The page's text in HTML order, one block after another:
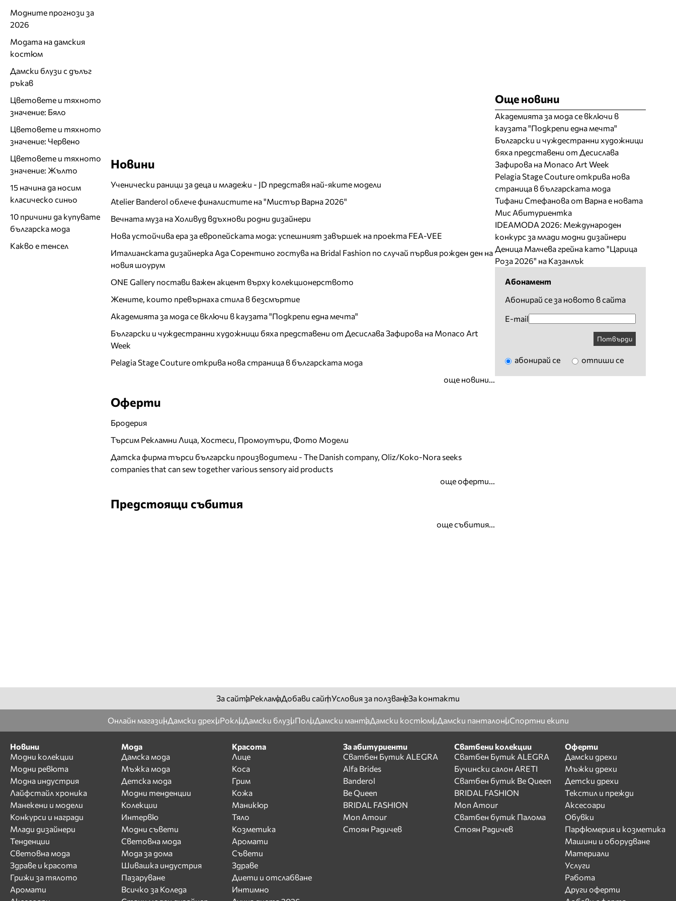
Новини
Ученически раници за деца и младежи - JD представя най-яките модели
Atelier Banderol облече финалистите на "Мистър Варна 2026"
Вечната муза на Холивуд вдъхнови родни дизайнери
Нова устойчива ера за европейската мода: успешният завършек на проекта FEA-VEE
Италианската дизайнерка Ада Сорентино гостува на Bridal Fashion по случай първия рожден ден на
новия шоурум
ONE Gallery постави важен акцент върху колекционерството
Жените, които превърнаха стила в безсмъртие
Академията за мода се включи в каузата "Подкрепи една мечта"
Български и чуждестранни художници бяха представени от Десислава Зафирова на Monaco Art
Week
Pelagia Stage Couture открива нова страница в българската мода
още новини...
Оферти
Бродерия
Търсим Рекламни Лица, Хостеси, Промоутъри, Фото Модели
Датска фирма търси български производители - The Danish company, Oliz/Koko-Nora seeks
companies that can sew together various sensory aid products
още оферти...
Предстоящи събития
още събития...
Модните прогнози за
2026
Модата на дамския
костюм
Дамски блузи с дълъг
ръкав
Цветовете и тяхното
значение: Бяло
Цветовете и тяхното
значение: Червено
Цветовете и тяхното
значение: Жълто
15 начина да носим
класическо синьо
10 причини да купувате
българска мода
Какво е тенсел
Още новини
Академията за мода се включи в
каузата "Подкрепи една мечта"
Български и чуждестранни художници
бяха представени от Десислава
Зафирова на Monaco Art Week
Pelagia Stage Couture открива нова
страница в българската мода
Тифани Стефанова от Варна е новата
Мис Абитуриентка
IDEAMODA 2026: Международен
конкурс за млади модни дизайнери
Деница Малчева грейна като "Царица
Роза 2026" на Казанлък
Абонамент
Абонирай се за новото в сайта
E-mail
Потвърди
абонирай се отпиши се
За сайтаРекламаДобави сайтУсловия за ползванеЗа контакти
Онлайн магазинДамски дрехиРоклиДамски блузиПолиДамски мантаДамски костюмиДамски панталониСпортни екипи
Новини
Модни колекции
Модни ревюта
Модна индустрия
Лайфстайл хроника
Манекени и модели
Конкурси и награди
Млади дизайнери
Тенденции
Световна мода
Здраве и красота
Грижи за тялото
Аромати
Мода
Дамска мода
Мъжка мода
Детска мода
Модни тенденции
Колекции
Интервю
Модни съвети
Световна мода
Мода за дома
Шивашка индустрия
Пазаруване
Всичко за Коледа
Красота
Лице
Коса
Грим
Кожа
Маникюр
Тяло
Козметика
Аромати
Съвети
Здраве
Диети и отслабване
Интимно
За абитуриенти
Сватбен Бутик ALEGRA
Alfa Brides
Banderol
Be Queen
BRIDAL FASHION
Mon Amour
Стоян Радичев
Сватбени колекции
Сватбен Бутик ALEGRA
Бучински салон ARETI
Сватбен бутик Be Queen
BRIDAL FASHION
Mon Amour
Сватбен бутик Палома
Стоян Радичев
Оферти
Дамски дрехи
Мъжки дрехи
Детски дрехи
Текстил и прежди
Аксесоари
Обувки
Парфюмерия и козметика
Машини и оборудване
Материали
Услуги
Работа
Други оферти